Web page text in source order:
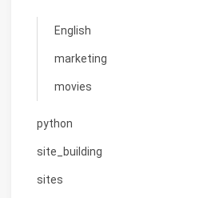
English
marketing
movies
python
site_building
sites